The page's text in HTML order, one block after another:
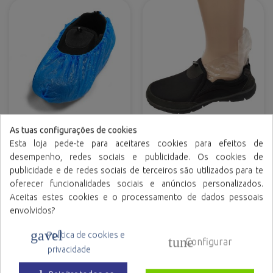
Cobre-sapatos de
polietileno CPE
Variedade de cores
calçado
As tuas configurações de cookies
Esta loja pede-te para aceitares cookies para efeitos de
desempenho, redes sociais e publicidade. Os cookies de
publicidade e de redes sociais de terceiros são utilizados para te
oferecer funcionalidades sociais e anúncios personalizados.
Aceitas estes cookies e o processamento de dados pessoais
envolvidos?
gavel
Política de cookies e
privacidade
tuneConfigurar